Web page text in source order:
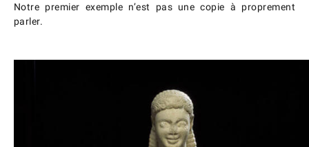
Notre premier exemple n’est pas une copie à proprement
parler.